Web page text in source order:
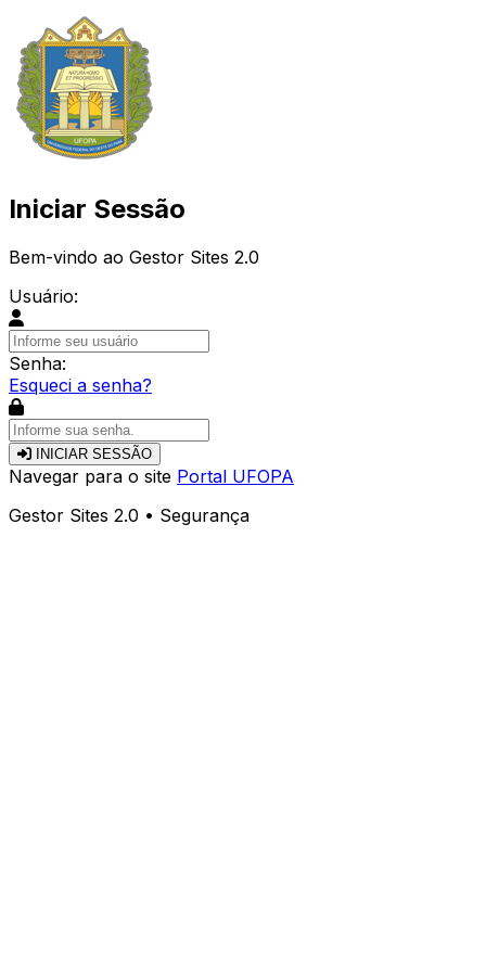
Iniciar Sessão
Bem-vindo ao Gestor Sites 2.0
Usuário:
Senha:
Esqueci a senha?
INICIAR SESSÃO
Navegar para o site Portal UFOPA
Gestor Sites 2.0 • Segurança